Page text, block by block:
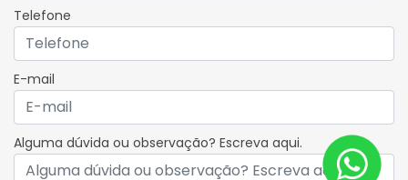
Telefone
E-mail
Alguma dúvida ou observação? Escreva aqui.